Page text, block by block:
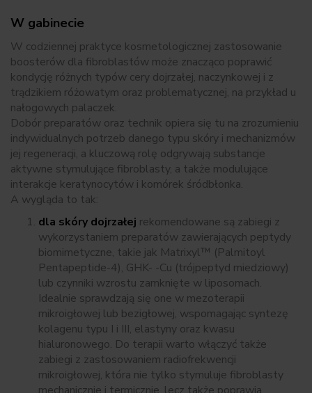
W gabinecie
W codziennej praktyce kosmetologicznej zastosowanie
boosterów dla fibroblastów może znacząco poprawić
kondycję różnych typów cery dojrzałej, naczynkowej i z
trądzikiem różowatym oraz problematycznej, na przykład u
nałogowych palaczek.
Dobór preparatów oraz technik opiera się tu na zrozumieniu
indywidualnych potrzeb danego typu skóry i mechanizmów
jej regeneracji, a kluczową rolę odgrywają substancje
aktywne stymulujące fibroblasty, a także modulujące
interakcje keratynocytów i komórek śródbłonka.
A wygląda to tak:
dla skóry dojrzałej rekomendowane są zabiegi z
wykorzystaniem preparatów zawierających peptydy
biomimetyczne, takie jak Matrixyl™ (Palmitoyl
Pentapeptide-4), GHK- -Cu (trójpeptyd miedziowy)
lub czynniki wzrostu zamknięte w liposomach.
Idealnie sprawdzają się one w mezoterapii
mikroigłowej lub bezigłowej, wspomagając syntezę
kolagenu typu I i III, elastyny oraz kwasu
hialuronowego. Do terapii warto włączyć także
zabiegi z zastosowaniem radiofrekwencji
mikroigłowej, która nie tylko stymuluje fibroblasty